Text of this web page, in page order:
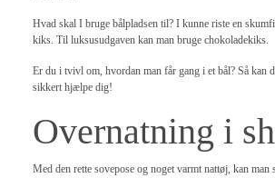
Hvad skal I bruge bålpladsen til? I kunne riste en
kiks. Til luksusudgaven kan man bruge chokoladekiks.
Er du i tvivl om, hvordan man får gang i et bål? Så kan
sikkert hjælpe dig!
Overnatning i
Med den rette sovepose og noget varmt nattøj, kan man